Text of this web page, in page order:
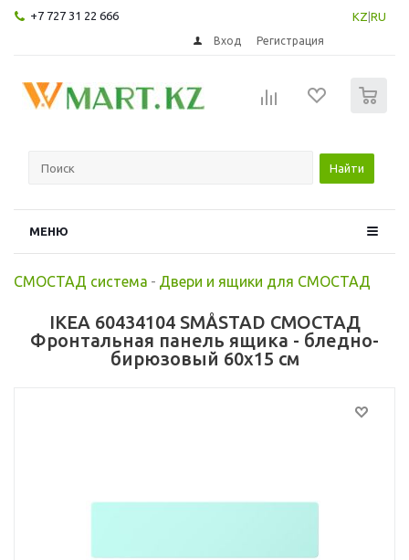
+7 727 31 22 666 KZ RU
Вход Регистрация
Найти
МЕНЮ
СМОСТАД система - Двери и ящики для СМОСТАД
IKEA 60434104 SMÅSTAD СМОСТАД
Фронтальная панель ящика - бледно-
бирюзовый 60x15 см